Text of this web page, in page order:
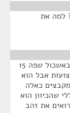
למה את
כן. ברגע שאתה אומר שלמנהל בית הספר יש באשכול שפה 15
אבל הוא
כאלה
שהכיוון הוא
את זהב